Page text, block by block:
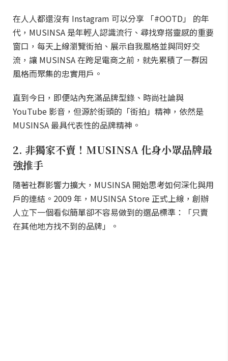
在人人都還沒有 Instagram 可以分享 「#OOTD」 的年
代，MUSINSA 是年輕人認識流行、尋找穿搭靈感的重要
窗口，每天上線瀏覽街拍、展示自我風格並與同好交
流，讓 MUSINSA 在跨足電商之前，就先累積了一群因
風格而聚集的忠實用戶。
直到今日，即便站內充滿品牌型錄、時尚社論與
YouTube 影音，但源於街頭的「街拍」精神，依然是
MUSINSA 最具代表性的品牌精神。
2. 非獨家不賣！MUSINSA 化身小眾品牌最
強推手
隨著社群影響力擴大，MUSINSA 開始思考如何深化與用
戶的連結。2009 年，MUSINSA Store 正式上線，創辦
人立下一個看似簡單卻不容易做到的選品標準：「只賣
在其他地方找不到的品牌」。